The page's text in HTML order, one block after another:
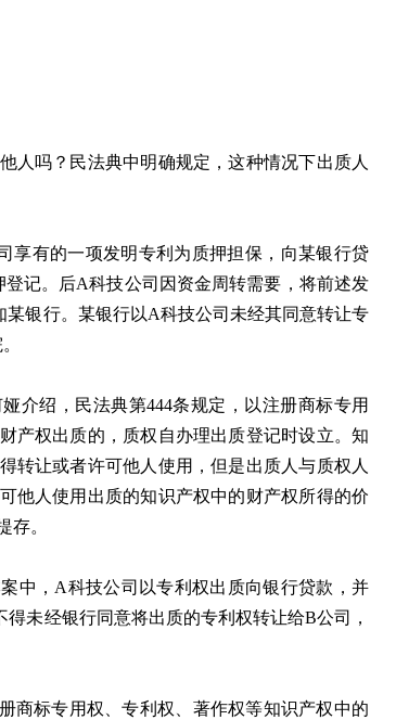
吗？民法典中明确规定，这种情况下出质人
有的一项发明专利为质押担保，向某银行贷
记。后A科技公司因资金周转需要，将前述发
银行。某银行以A科技公司未经其同意转让专
绍，民法典第444条规定，以注册商标专用
产权出质的，质权自办理出质登记时设立。知
转让或者许可他人使用，但是出质人与质权人
他人使用出质的知识产权中的财产权所得的价
存。
，A科技公司以专利权出质向银行贷款，并
未经银行同意将出质的专利权转让给B公司，
标专用权、专利权、著作权等知识产权中的